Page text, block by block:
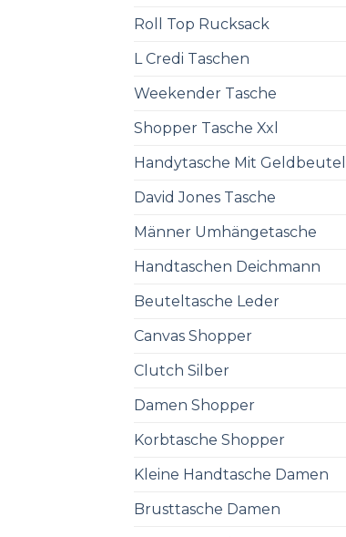
Roll Top Rucksack
L Credi Taschen
Weekender Tasche
Shopper Tasche Xxl
Handytasche Mit Geldbeutel
David Jones Tasche
Männer Umhängetasche
Handtaschen Deichmann
Beuteltasche Leder
Canvas Shopper
Clutch Silber
Damen Shopper
Korbtasche Shopper
Kleine Handtasche Damen
Brusttasche Damen